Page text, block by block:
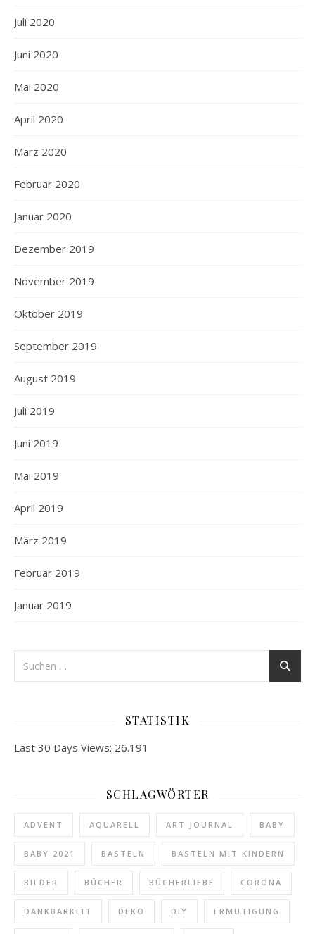
Juli 2020
Juni 2020
Mai 2020
April 2020
März 2020
Februar 2020
Januar 2020
Dezember 2019
November 2019
Oktober 2019
September 2019
August 2019
Juli 2019
Juni 2019
Mai 2019
April 2019
März 2019
Februar 2019
Januar 2019
STATISTIK
Last 30 Days Views: 26.191
SCHLAGWÖRTER
ADVENT AQUARELL ART JOURNAL BABY
BABY 2021 BASTELN BASTELN MIT KINDERN
BILDER BÜCHER BÜCHERLIEBE CORONA
DANKBARKEIT DEKO DIY ERMUTIGUNG